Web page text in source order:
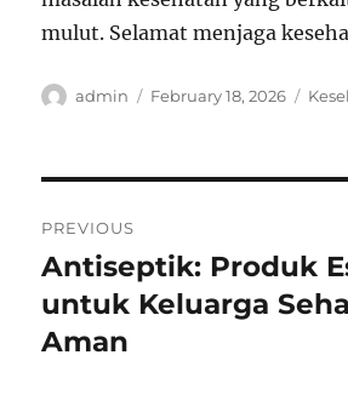
mulut. Selamat menjaga
Author
admin
Posted
February 18, 2026
navigation
PREVIOUS
Previous
post:
Antiseptik: Produk
untuk Keluarga
Aman